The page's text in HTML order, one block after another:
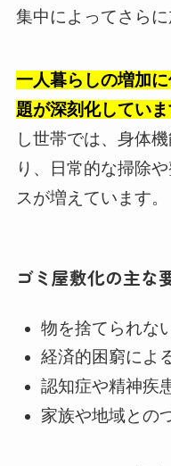
集中によってさらに
一人暮らしの増加
題が深刻化してい
し世帯では、身体
り、日常的な掃除
スが増えています。
ゴミ屋敷化の主な
物を捨てられな
経済的困窮によ
認知症や精神疾
家族や地域との